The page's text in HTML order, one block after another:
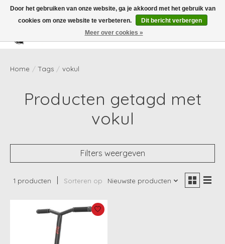
Verlanglijst
Home / Tags / vokul
Producten getagd met
vokul
Filters weergeven
1 producten Sorteren op Nieuwste producten
Door het gebruiken van onze website, ga je akkoord met het gebruik van
cookies om onze website te verbeteren.
Dit bericht verbergen
Meer over cookies »